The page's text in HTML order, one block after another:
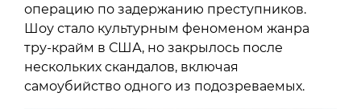
операцию по задержанию преступников.
Шоу стало культурным феноменом жанра
тру-крайм в США, но закрылось после
нескольких скандалов, включая
самоубийство одного из подозреваемых.